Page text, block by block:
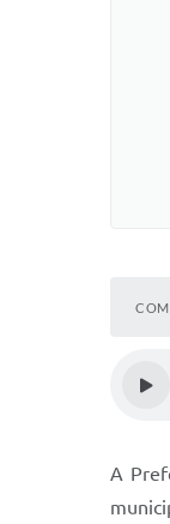
A